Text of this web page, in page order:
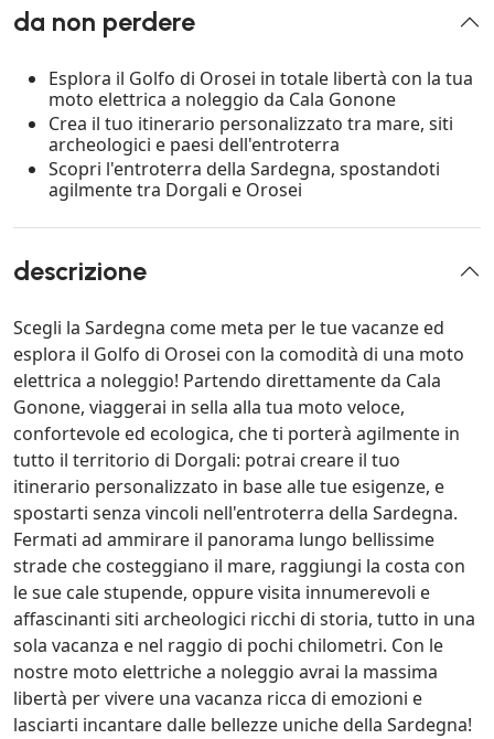
da non perdere
Esplora il Golfo di Orosei in totale libertà con la tua
moto elettrica a noleggio da Cala Gonone
Crea il tuo itinerario personalizzato tra mare, siti
archeologici e paesi dell'entroterra
Scopri l'entroterra della Sardegna, spostandoti
agilmente tra Dorgali e Orosei
descrizione
Scegli la Sardegna come meta per le tue vacanze ed
esplora il Golfo di Orosei con la comodità di una moto
elettrica a noleggio! Partendo direttamente da Cala
Gonone, viaggerai in sella alla tua moto veloce,
confortevole ed ecologica, che ti porterà agilmente in
tutto il territorio di Dorgali: potrai creare il tuo
itinerario personalizzato in base alle tue esigenze, e
spostarti senza vincoli nell'entroterra della Sardegna.
Fermati ad ammirare il panorama lungo bellissime
strade che costeggiano il mare, raggiungi la costa con
le sue cale stupende, oppure visita innumerevoli e
affascinanti siti archeologici ricchi di storia, tutto in una
sola vacanza e nel raggio di pochi chilometri. Con le
nostre moto elettriche a noleggio avrai la massima
libertà per vivere una vacanza ricca di emozioni e
lasciarti incantare dalle bellezze uniche della Sardegna!